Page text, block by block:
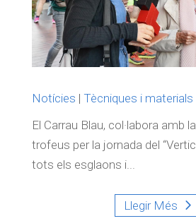
Notícies | Tècniques i materials
El Carrau Blau, col·labora amb
trofeus per la jornada del
tots els esglaons i...
Llegir Més